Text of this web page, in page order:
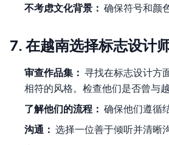
不考虑文化背景： 确保符号和颜
7. 在越南选择标志设计
审查作品集： 寻找在标志设计方
相符的风格。检查他们是否曾与
了解他们的流程： 确保他们遵循
沟通： 选择一位善于倾听并清晰